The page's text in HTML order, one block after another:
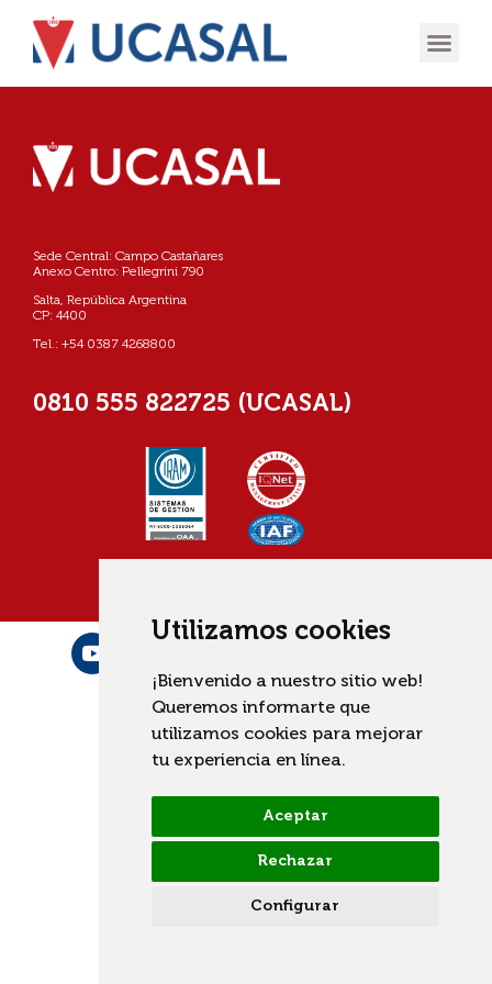
Utilizamos cookies
¡Bienvenido a nuestro sitio web!
Queremos informarte que
utilizamos cookies para mejorar
tu experiencia en línea.
Aceptar
Rechazar
Configurar
Sede Central: Campo Castañares
Anexo Centro: Pellegrini 790
Salta, República Argentina
CP: 4400
Tel.: +54 0387 4268800
0810 555 822725 (UCASAL)